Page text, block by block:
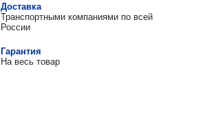
Доставка
Транспортными компаниями по всей
России
Гарантия
На весь товар